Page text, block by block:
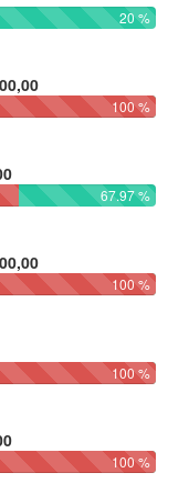
20 %
100 %
67.97 %
100 %
100 %
100 %